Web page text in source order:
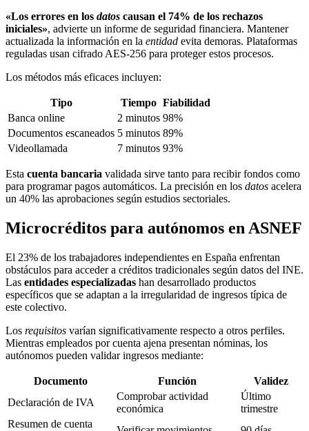
«Los errores en los datos causan el 74% de los rechazos
iniciales», advierte un informe de seguridad financiera. Mantener
actualizada la información en la entidad evita demoras. Plataformas
reguladas usan cifrado AES-256 para proteger estos procesos.
Los métodos más eficaces incluyen:
Tipo Tiempo Fiabilidad
Banca online
2 minutos 98%
Documentos escaneados 5 minutos 89%
Videollamada
7 minutos 93%
Esta cuenta bancaria validada sirve tanto para recibir fondos como
para programar pagos automáticos. La precisión en los datos acelera
un 40% las aprobaciones según estudios sectoriales.
Microcréditos para autónomos en ASNEF
El 23% de los trabajadores independientes en España enfrentan
obstáculos para acceder a créditos tradicionales según datos del INE.
Las entidades especializadas han desarrollado productos
específicos que se adaptan a la irregularidad de ingresos típica de
este colectivo.
Los requisitos varían significativamente respecto a otros perfiles.
Mientras empleados por cuenta ajena presentan nóminas, los
autónomos pueden validar ingresos mediante:
Documento Función
Validez
Declaración de IVA
Comprobar actividad
económica
Último
trimestre
Resumen de cuenta